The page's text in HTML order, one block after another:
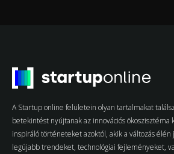
A Startup online felületein olyan tartalmakat
betekintést nyújtanak az innovációs ökoszisztéma
inspiráló történeteket azoktól, akik a változás élén
legújabb trendeket, technológiai fejleményeket,